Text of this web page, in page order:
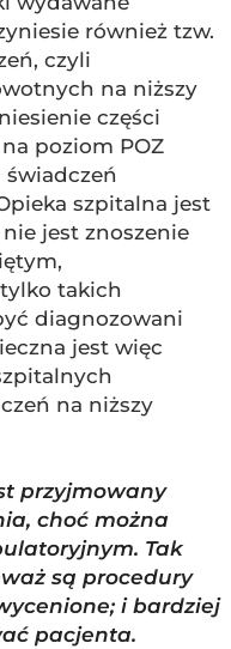
również tzw.
czyli
na niższy
części
poziom POZ
szpitalna jest
jest znoszenie
takich
diagnozowani
jest więc
na niższy
przyjmowany
choć można
Tak
są procedury
i bardziej
pacjenta.